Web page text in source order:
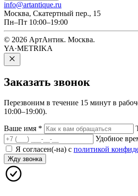
info@artantique.ru
Москва, Скатертный пер., 15
Пн–Пт 10:00–19:00
© 2026 АртАнтик. Москва.
YA·METRIKA
Заказать звонок
Перезвоним в течение 15 минут в
10:00–19:00).
Ваше имя *
Удобное
Я согласен(-на) с политикой
Жду звонка